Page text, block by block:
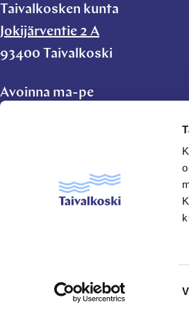
Taivalkosken kunta
Jokijärventie 2 A
93400 Taivalkoski
Avoinna ma-pe
TapahtumatYleistietoa